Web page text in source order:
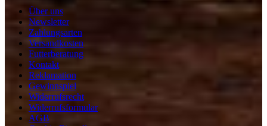
Über uns
Newsletter
Zahlungsarten
Versandkosten
Futterberatung
Kontakt
Reklamation
Gewinnspiel
Widerrufsrecht
Widerrufsformular
AGB